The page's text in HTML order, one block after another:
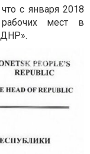
с января 2018
рабочих мест в